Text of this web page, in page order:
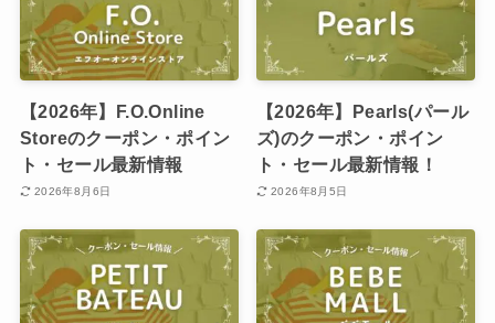
【2026年】F.O.Online
Storeのクーポン・ポイン
ト・セール最新情報
2026年8月6日
【2026年】Pearls(パール
ズ)のクーポン・ポイン
ト・セール最新情報！
2026年8月5日